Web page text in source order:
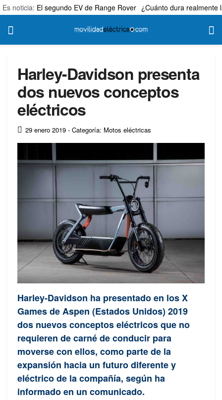
Es noticia: El segundo EV de Range Rover ¿Cuánto dura realmente
Harley-Davidson presenta
dos nuevos conceptos
eléctricos
29 enero 2019 - Categoría: Motos eléctricas
Harley-Davidson ha presentado en los X
Games de Aspen (Estados Unidos) 2019
dos nuevos conceptos eléctricos que no
requieren de carné de conducir para
moverse con ellos, como parte de la
expansión hacia un futuro diferente y
eléctrico de la compañía, según ha
informado en un comunicado.